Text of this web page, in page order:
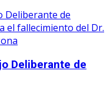
Deliberante de